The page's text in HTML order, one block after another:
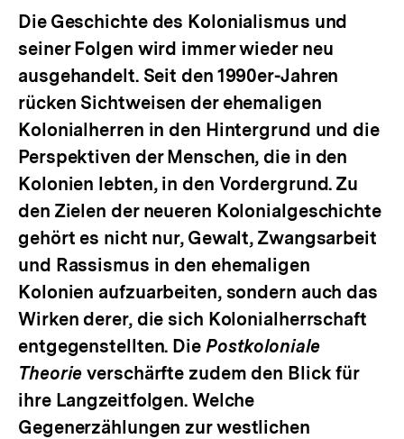
Die Geschichte des Kolonialismus und
seiner Folgen wird immer wieder neu
ausgehandelt. Seit den 1990er-Jahren
rücken Sichtweisen der ehemaligen
Kolonialherren in den Hintergrund und die
Perspektiven der Menschen, die in den
Kolonien lebten, in den Vordergrund. Zu
den Zielen der neueren Kolonialgeschichte
gehört es nicht nur, Gewalt, Zwangsarbeit
und Rassismus in den ehemaligen
Kolonien aufzuarbeiten, sondern auch das
Wirken derer, die sich Kolonialherrschaft
entgegenstellten. Die Postkoloniale
Theorie verschärfte zudem den Blick für
ihre Langzeitfolgen. Welche
Gegenerzählungen zur westlichen